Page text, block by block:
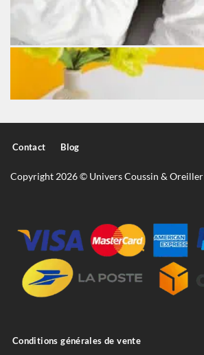
Contact Blog
Copyright 2026 © Univers Coussin & Oreiller
Conditions générales de vente